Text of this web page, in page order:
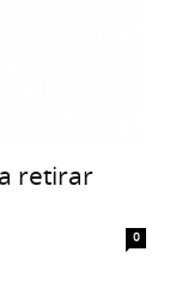
retirar
0